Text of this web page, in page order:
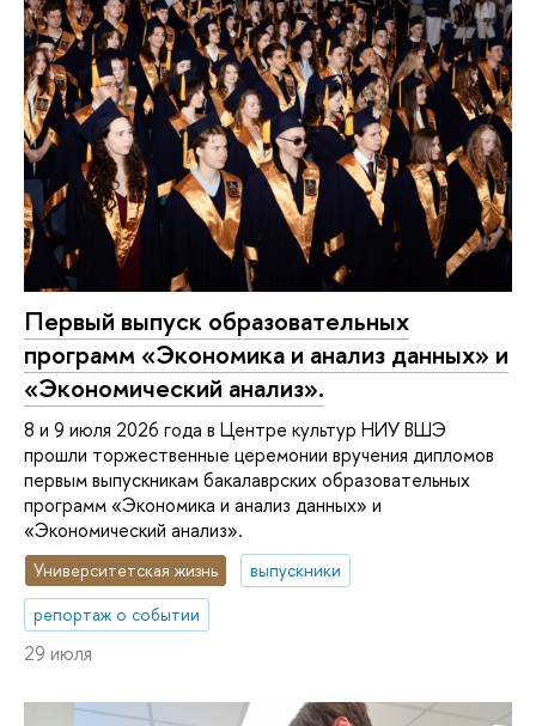
Первый выпуск образовательных
программ «Экономика и анализ данных» и
«Экономический анализ».
8 и 9 июля 2026 года в Центре культур НИУ ВШЭ
прошли торжественные церемонии вручения дипломов
первым выпускникам бакалаврских образовательных
программ «Экономика и анализ данных» и
«Экономический анализ».
Университетская жизнь
выпускники
репортаж о событии
29 июля